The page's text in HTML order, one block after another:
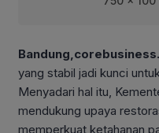
yang stabil jadi kunci
Menyadari hal itu,
mendukung upaya
memperkuat ketahanan